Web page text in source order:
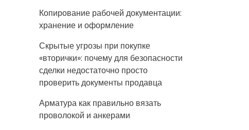
Копирование рабочей документации:
хранение и оформление
Скрытые угрозы при покупке
«вторички»: почему для безопасности
сделки недостаточно просто
проверить документы продавца
Арматура как правильно вязать
проволокой и анкерами